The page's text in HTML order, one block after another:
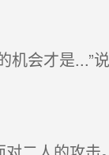
会才是...”说